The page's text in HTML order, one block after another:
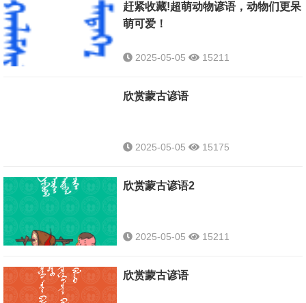
赶紧收藏!超萌动物谚语，动物们更呆
萌可爱！
2025-05-05 15211
欣赏蒙古谚语
2025-05-05 15175
欣赏蒙古谚语2
2025-05-05 15211
欣赏蒙古谚语